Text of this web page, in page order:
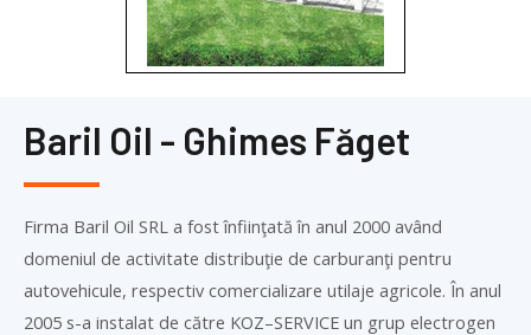
Baril Oil - Ghimes Făget
Firma Baril Oil SRL a fost înfiinţată în anul 2000 având
domeniul de activitate distribuţie de carburanţi pentru
autovehicule, respectiv comercializare utilaje agricole. În anul
2005 s-a instalat de către KOZ–SERVICE un grup electrogen